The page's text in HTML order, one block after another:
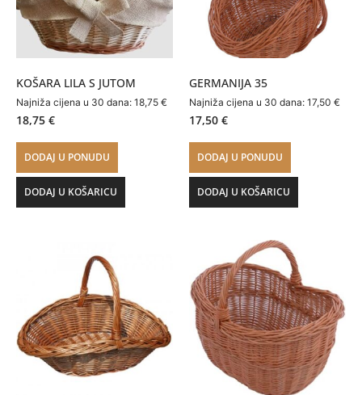
KOŠARA LILA S JUTOM
Najniža cijena u 30 dana: 18,75 €
18,75 €
DODAJ U PONUDU
DODAJ U KOŠARICU
GERMANIJA 35
Najniža cijena u 30 dana: 17,50 €
17,50 €
DODAJ U PONUDU
DODAJ U KOŠARICU